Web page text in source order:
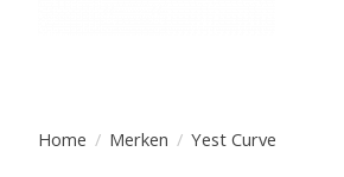
Home / Merken / Yest Curve